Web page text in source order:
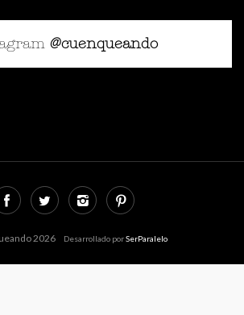
@cuenqueando
2026 Desarrollado porSerParalelo